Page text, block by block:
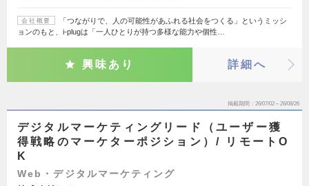
会社概要
「つながりで、人の可能性があふれる社会をつくる」というミッシ
ョンのもと、i-plugは「一人ひとりが持つ多様な能力や個性…
興味あり 詳細へ
掲載期間 26/07/02～26/08/26
デジタルマーケティングリード（ユーザー獲
得戦略のマーケターポジション）/ リモートO
K
Web・デジタルマーケティング